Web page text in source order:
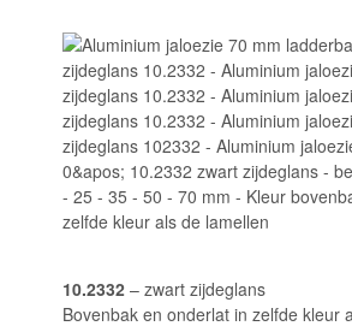
10.2332 – zwart zijdeglans
Bovenbak en onderlat in zelfde kleur